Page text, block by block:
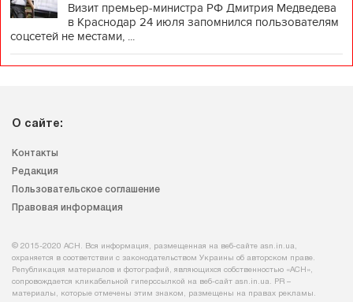
Визит премьер-министра РФ Дмитрия Медведева
в Краснодар 24 июля запомнился пользователям
соцсетей не местами, ...
О сайте:
Контакты
Редакция
Пользовательское соглашение
Правовая информация
© 2015-2020 АСН. Вся информация, размещенная на веб-сайте asn.in.ua,
охраняется в соответствии с законодательством Украины об авторском праве.
Републикация материалов и фотографий, являющихся собственностью «АСН»,
сопровождается кликабельной гиперссылкой на веб-сайт asn.іn.ua. PR –
материалы, которые отмечены этим знаком, размещены на правах рекламы.